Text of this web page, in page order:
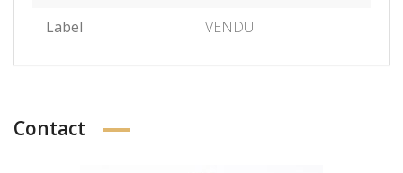
Label VENDU
Contact